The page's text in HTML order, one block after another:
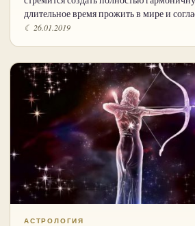
длительное время прожить в мире и
☾ 26.01.2019
АСТРОЛОГИЯ